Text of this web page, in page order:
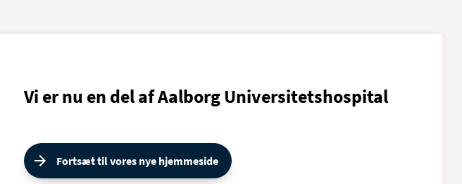
Vi er nu en del af Aalborg Universitetshospital
Fortsæt til vores nye hjemmeside